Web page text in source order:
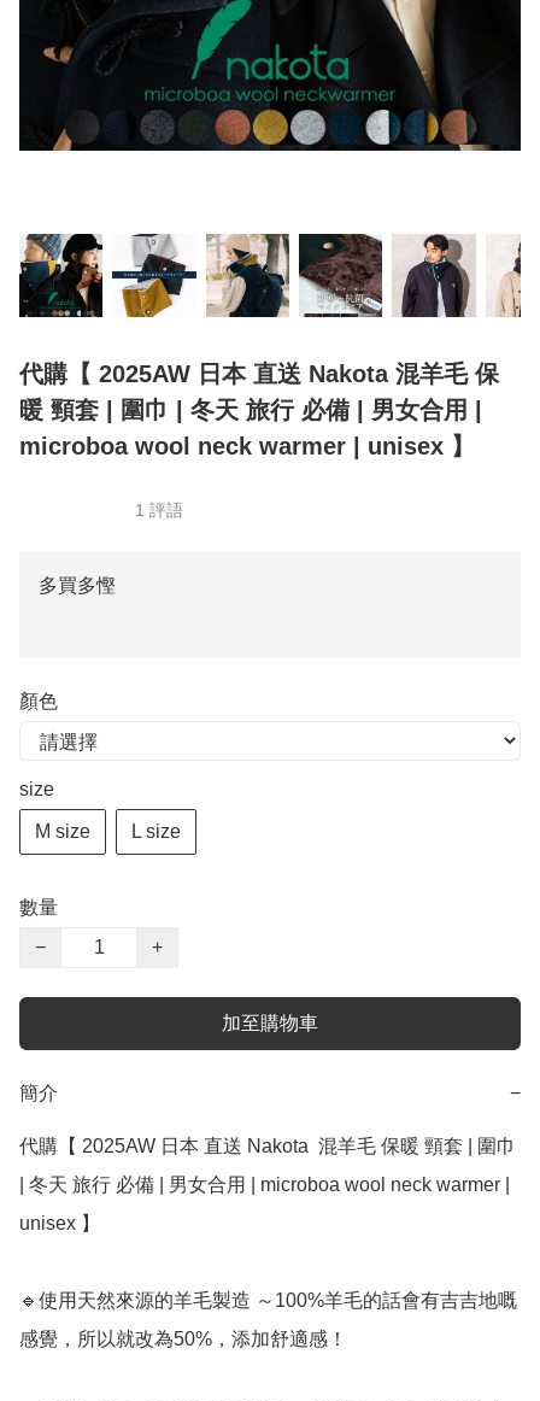
代購【 2025AW 日本 直送 Nakota 混羊毛 保
暖 頸套 | 圍巾 | 冬天 旅行 必備 | 男女合用 |
microboa wool neck warmer | unisex 】
1 評語
多買多慳
顏色
size
M size L size
數量
−
+
加至購物車
簡介 −
代購【 2025AW 日本 直送 Nakota  混羊毛 保暖 頸套 | 圍巾
| 冬天 旅行 必備 | 男女合用 | microboa wool neck warmer |
unisex 】
🔹使用天然來源的羊毛製造 ～100%羊毛的話會有吉吉地嘅
感覺，所以就改為50%，添加舒適感！